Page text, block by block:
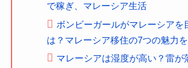
で稼ぎ、マレーシア生活
ボンビーガールがマレーシアを
は？マレーシア移住の7つの魅力
マレーシアは湿度が高い？雷が